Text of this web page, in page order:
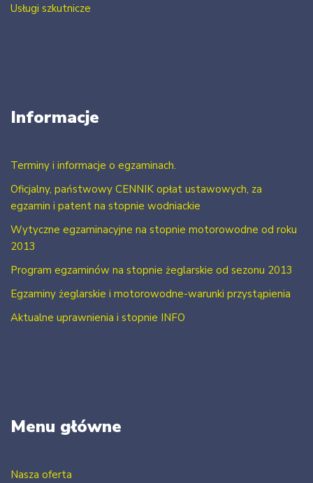
Usługi szkutnicze
Informacje
Terminy i informacje o egzaminach.
Oficjalny, państwowy CENNIK opłat ustawowych, za
egzamin i patent na stopnie wodniackie
Wytyczne egzaminacyjne na stopnie motorowodne od roku
2013
Program egzaminów na stopnie żeglarskie od sezonu 2013
Egzaminy żeglarskie i motorowodne-warunki przystąpienia
Aktualne uprawnienia i stopnie INFO
Menu główne
Nasza oferta